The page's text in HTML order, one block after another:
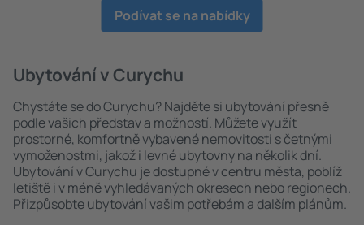
Podívat se na nabídky
Ubytování v Curychu
Chystáte se do Curychu? Najděte si ubytování přesně
podle vašich představ a možností. Můžete využít
prostorné, komfortně vybavené nemovitosti s četnými
vymoženostmi, jakož i levné ubytovny na několik dní.
Ubytování v Curychu je dostupné v centru města, poblíž
letiště i v méně vyhledávaných okresech nebo regionech.
Přizpůsobte ubytování vašim potřebám a dalším plánům.